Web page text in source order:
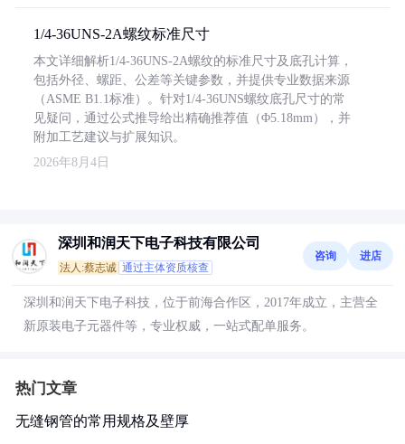
1/4-36UNS-2A螺纹标准尺寸
本文详细解析1/4-36UNS-2A螺纹的标准尺寸及底孔计算，
包括外径、螺距、公差等关键参数，并提供专业数据来源
（ASME B1.1标准）。针对1/4-36UNS螺纹底孔尺寸的常
见疑问，通过公式推导给出精确推荐值（Φ5.18mm），并
附加工艺建议与扩展知识。
2026年8月4日
深圳和润天下电子科技有限公司
法人:蔡志诚 通过主体资质核查
咨询 进店
深圳和润天下电子科技，位于前海合作区，2017年成立，主营全
新原装电子元器件等，专业权威，一站式配单服务。
热门文章
无缝钢管的常用规格及壁厚